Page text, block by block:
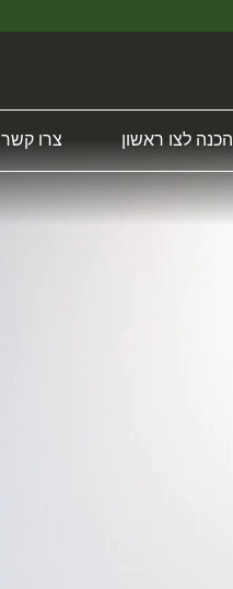
הכנה לצו ראשון צרו קשר